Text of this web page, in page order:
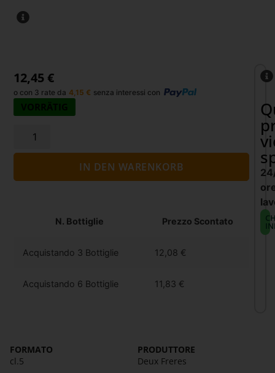
12,45 €
o con 3 rate da 4,15 € senza interessi con
VORRÄTIG
IN DEN WARENKORB
N. Bottiglie Prezzo Scontato
Acquistando 3 Bottiglie 12,08 €
Acquistando 6 Bottiglie 11,83 €
FORMATO
cl.5
PRODUTTORE
Deux Freres